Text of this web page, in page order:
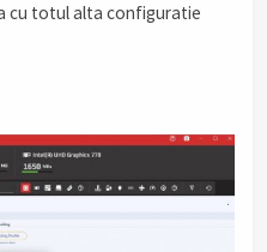
cu totul alta configuratie